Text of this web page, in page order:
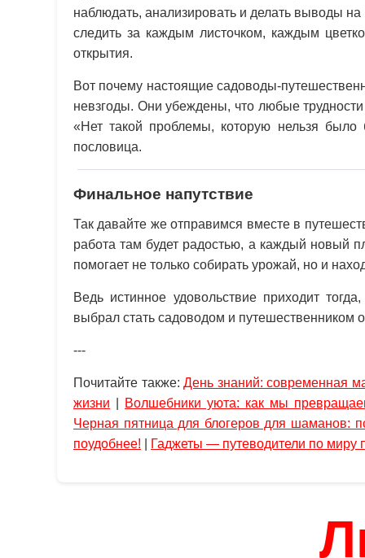
наблюдать, анализировать и делать выводы
следить за каждым листочком, каждым
открытия.
Вот почему настоящие садоводы-
невзгоды. Они убеждены, что любые
«Нет такой проблемы, которую нельзя
пословица.
Финальное напутствие
Так давайте же отправимся вместе в
работа там будет радостью, а каждый новый
помогает не только собирать урожай, но и
Ведь истинное удовольствие приходит
выбрал стать садоводом и путешественником
---
Почитайте также:День знаний: современная
жизни
Волшебники уюта: как мы
Черная пятница для блогеров для шаманов:
поудобнее!
Гаджеты — путеводители по миру